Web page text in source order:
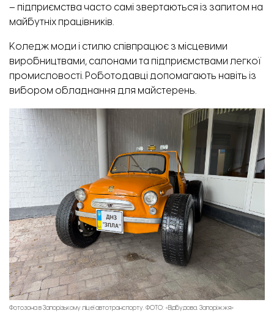
– підприємства часто самі звертаються із запитом на
майбутніх працівників.
Коледж моди і стилю співпрацює з місцевими
виробництвами, салонами та підприємствами легкої
промисловості. Роботодавці допомагають навіть із
вибором обладнання для майстерень.
Фотозона в Запорізькому ліцеї автотранспорту. ФОТО: «Відбудова. Запоріжжя»